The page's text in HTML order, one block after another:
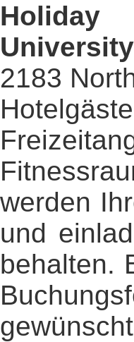
Holiday
2183
werden
und
behalten.